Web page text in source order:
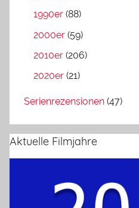
1990er (88)
2000er (59)
2010er (206)
2020er (21)
Serienrezensionen (47)
Aktuelle Filmjahre